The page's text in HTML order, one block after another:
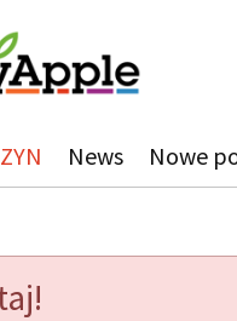
News Nowe